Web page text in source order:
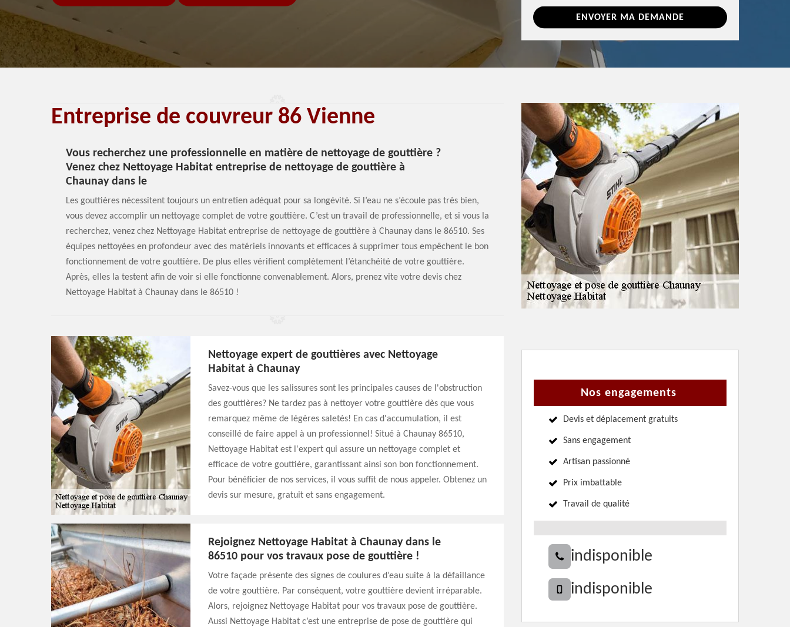
Entreprise de couvreur 86 Vienne
Vous recherchez une professionnelle en matière de nettoyage de gouttière ?
Venez chez Nettoyage Habitat entreprise de nettoyage de gouttière à
Chaunay dans le
Les gouttières nécessitent toujours un entretien adéquat pour sa longévité. Si l’eau ne s’écoule pas très bien,
vous devez accomplir un nettoyage complet de votre gouttière. C’est un travail de professionnelle, et si vous la
recherchez, venez chez Nettoyage Habitat entreprise de nettoyage de gouttière à Chaunay dans le 86510. Ses
équipes nettoyées en profondeur avec des matériels innovants et efficaces à supprimer tous empêchent le bon
fonctionnement de votre gouttière. De plus elles vérifient complètement l’étanchéité de votre gouttière.
Après, elles la testent afin de voir si elle fonctionne convenablement. Alors, prenez vite votre devis chez
Nettoyage Habitat à Chaunay dans le 86510 !
Nettoyage expert de gouttières avec Nettoyage
Habitat à Chaunay
Savez-vous que les salissures sont les principales causes de l'obstruction
des gouttières? Ne tardez pas à nettoyer votre gouttière dès que vous
remarquez même de légères saletés! En cas d'accumulation, il est
conseillé de faire appel à un professionnel! Situé à Chaunay 86510,
Nettoyage Habitat est l'expert qui assure un nettoyage complet et
efficace de votre gouttière, garantissant ainsi son bon fonctionnement.
Pour bénéficier de nos services, il vous suffit de nous appeler. Obtenez un
devis sur mesure, gratuit et sans engagement.
Rejoignez Nettoyage Habitat à Chaunay dans le
86510 pour vos travaux pose de gouttière !
Votre façade présente des signes de coulures d’eau suite à la défaillance
de votre gouttière. Par conséquent, votre gouttière devient irréparable.
Alors, rejoignez Nettoyage Habitat pour vos travaux pose de gouttière.
Aussi Nettoyage Habitat c’est une entreprise de pose de gouttière qui
Nos engagements
Devis et déplacement gratuits
Sans engagement
Artisan passionné
Prix imbattable
Travail de qualité
indisponible
indisponible